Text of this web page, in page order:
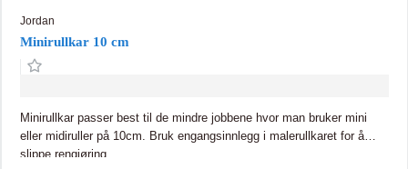
Jordan
Minirullkar 10 cm
Minirullkar passer best til de mindre jobbene hvor man bruker mini
eller midiruller på 10cm. Bruk engangsinnlegg i malerullkaret for å
slippe rengjøring.